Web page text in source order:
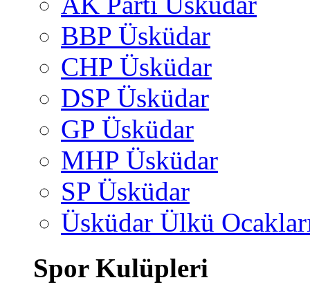
BBP Üsküdar
CHP Üsküdar
DSP Üsküdar
GP Üsküdar
MHP Üsküdar
SP Üsküdar
Üsküdar Ülkü
Spor Kulüpleri